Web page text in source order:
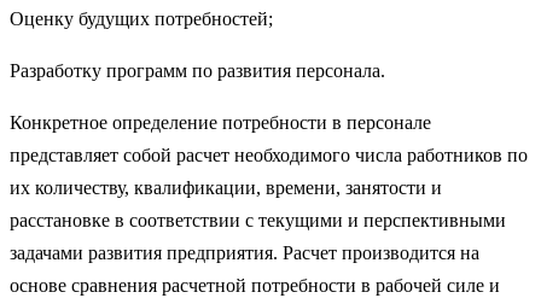
Оценку будущих потребностей;
Разработку программ по развития персонала.
Конкретное определение потребности в персонале
представляет собой расчет необходимого числа работников по
их количеству, квалификации, времени, занятости и
расстановке в соответствии с текущими и перспективными
задачами развития предприятия. Расчет производится на
основе сравнения расчетной потребности в рабочей силе и